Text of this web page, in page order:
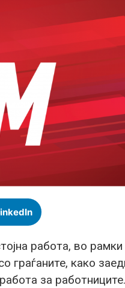
работа, во рамки
граѓаните, како
за